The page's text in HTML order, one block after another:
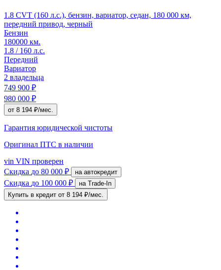
1.8 CVT (160 л.с.), бензин, вариатор, седан, 180 000 км,
передний привод, черный
Бензин
180000 км.
1.8 / 160 л.с.
Передний
Вариатор
2 владельца
749 900 ₽
980 000 ₽
от 8 194 ₽/мес.
Гарантия юридической чистоты
Оригинал ПТС в наличии
vin VIN проверен
Скидка до 80 000 ₽ на автокредит
Скидка до 100 000 ₽
на Trade-In
Купить в кредит от 8 194 ₽/мес.